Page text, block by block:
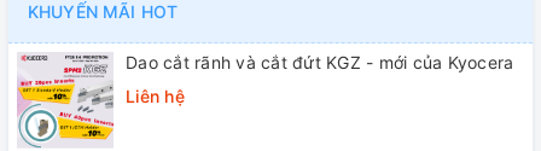
KHUYẾN MÃI HOT
Dao cắt rãnh và cắt đứt KGZ - mới của Kyocera
Liên hệ